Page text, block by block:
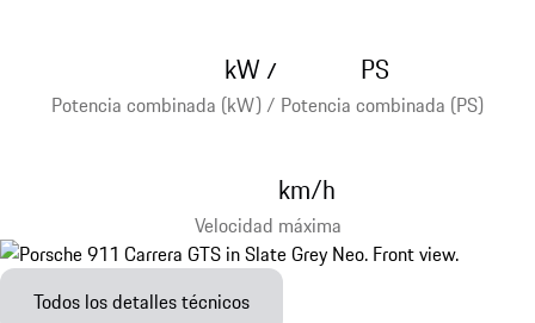
Potencia combinada (kW) / Potencia combinada (PS)
kW/ PS
Velocidad máxima
km/h
Todos los detalles técnicos